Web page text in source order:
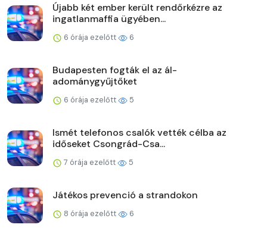
Újabb két ember került rendőrkézre az
ingatlanmaffia ügyében...
6 órája ezelőtt 6
Budapesten fogták el az ál-
adománygyűjtőket
6 órája ezelőtt 5
Ismét telefonos csalók vették célba az
időseket Csongrád-Csa...
7 órája ezelőtt 5
Játékos prevenció a strandokon
8 órája ezelőtt 6